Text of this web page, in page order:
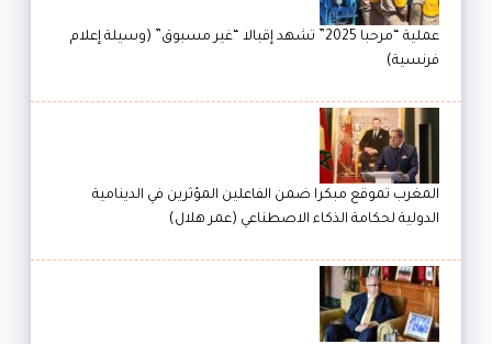
عملية “مرحبا 2025” تشهد إقبالا “غير مسبوق” (وسيلة إعلام
فرنسية)
المغرب تموقع مبكرا ضمن الفاعلين المؤثرين في الدينامية
الدولية لحكامة الذكاء الاصطناعي (عمر هلال)